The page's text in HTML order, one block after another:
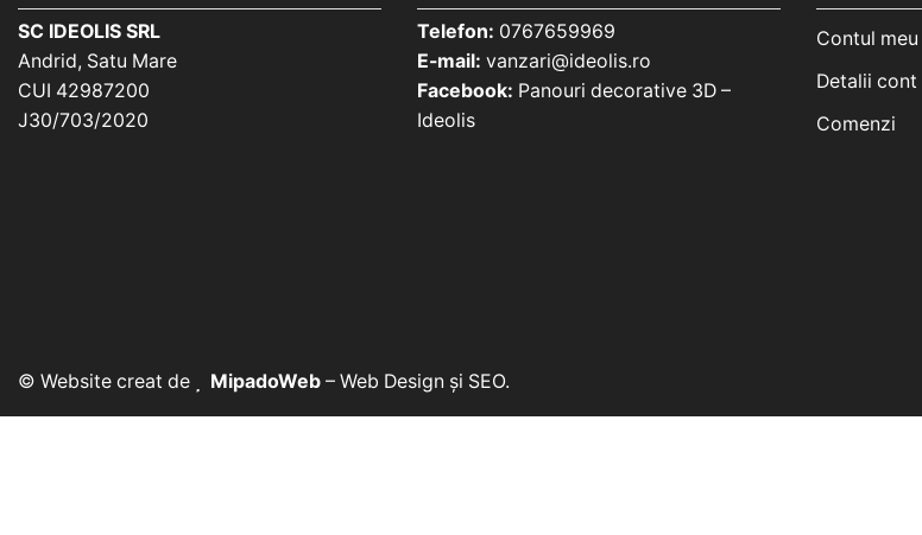
SC IDEOLIS SRL
Andrid, Satu Mare
CUI 42987200
J30/703/2020
Telefon: 0767659969
E-mail: vanzari@ideolis.ro
Facebook: Panouri decorative 3D –
Ideolis
Contul meu
Detalii cont
Comenzi
© Website creat de MipadoWeb – Web Design și SEO.